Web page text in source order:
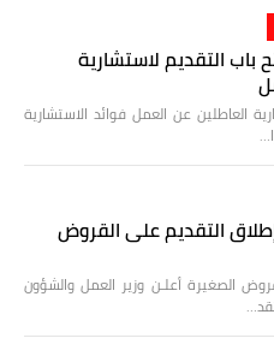
باب التقديم لاستشارية
العاطلين عن العمل فوائد الاستشارية
التقديم على القروض
الصغيرة أعلـن وزير العمل والشؤون